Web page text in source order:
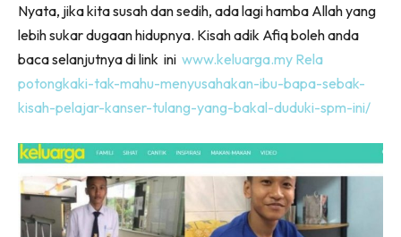
Nyata, jika kita susah dan sedih, ada lagi hamba Allah yang
lebih sukar dugaan hidupnya. Kisah adik Afiq boleh anda
baca selanjutnya di link ini www.keluarga.my Rela
potongkaki-tak-mahu-menyusahakan-ibu-bapa-sebak-
kisah-pelajar-kanser-tulang-yang-bakal-duduki-spm-ini/